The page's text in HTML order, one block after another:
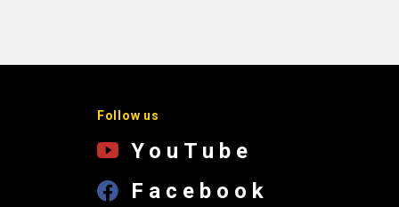
Follow us
YouTube
Facebook